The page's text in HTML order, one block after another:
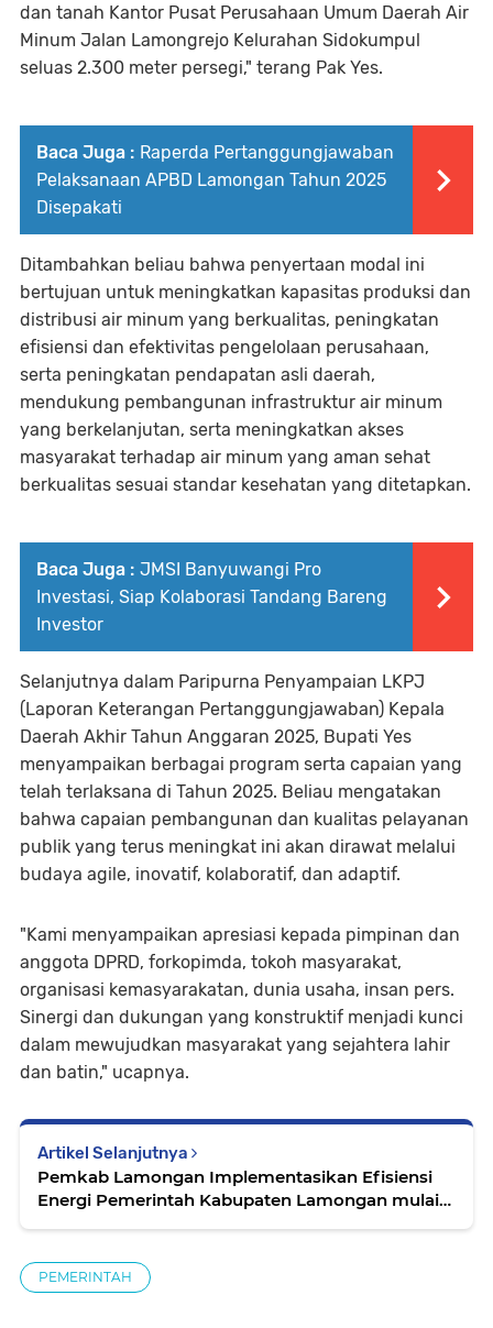
dan tanah Kantor Pusat Perusahaan Umum Daerah Air
Minum Jalan Lamongrejo Kelurahan Sidokumpul
seluas 2.300 meter persegi," terang Pak Yes.
Baca Juga : Raperda Pertanggungjawaban
Pelaksanaan APBD Lamongan Tahun 2025
Disepakati
Ditambahkan beliau bahwa penyertaan modal ini
bertujuan untuk meningkatkan kapasitas produksi dan
distribusi air minum yang berkualitas, peningkatan
efisiensi dan efektivitas pengelolaan perusahaan,
serta peningkatan pendapatan asli daerah,
mendukung pembangunan infrastruktur air minum
yang berkelanjutan, serta meningkatkan akses
masyarakat terhadap air minum yang aman sehat
berkualitas sesuai standar kesehatan yang ditetapkan.
Baca Juga : JMSI Banyuwangi Pro
Investasi, Siap Kolaborasi Tandang Bareng
Investor
Selanjutnya dalam Paripurna Penyampaian LKPJ
(Laporan Keterangan Pertanggungjawaban) Kepala
Daerah Akhir Tahun Anggaran 2025, Bupati Yes
menyampaikan berbagai program serta capaian yang
telah terlaksana di Tahun 2025. Beliau mengatakan
bahwa capaian pembangunan dan kualitas pelayanan
publik yang terus meningkat ini akan dirawat melalui
budaya agile, inovatif, kolaboratif, dan adaptif.
"Kami menyampaikan apresiasi kepada pimpinan dan
anggota DPRD, forkopimda, tokoh masyarakat,
organisasi kemasyarakatan, dunia usaha, insan pers.
Sinergi dan dukungan yang konstruktif menjadi kunci
dalam mewujudkan masyarakat yang sejahtera lahir
dan batin," ucapnya.
Artikel Selanjutnya
Pemkab Lamongan Implementasikan Efisiensi
Energi Pemerintah Kabupaten Lamongan mulai
transformasi budaya kerja Aparatur Sipil Negara
(ASN) di lingkungan Pemerintah Daerah. Terkait
PEMERINTAH